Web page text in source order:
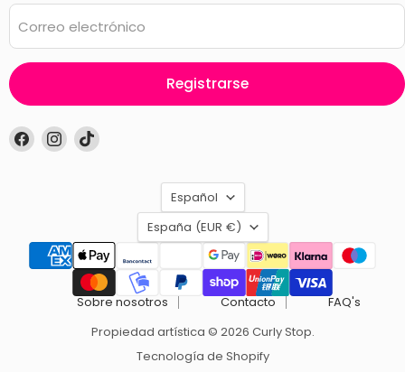
Correo electrónico
Registrarse
Encuéntrenos
en
Encuéntrenos
en
Encuéntrenos
Idioma
Español
País
España (EUR €)
Sobre nosotros Contacto
FAQ's
Propiedad artística © 2026 Curly Stop.
Tecnología de Shopify